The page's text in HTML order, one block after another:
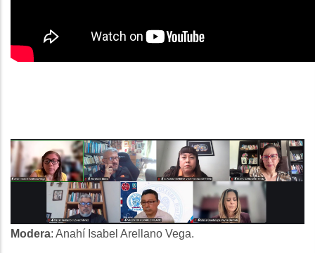
Modera: Anahí Isabel Arellano Vega.